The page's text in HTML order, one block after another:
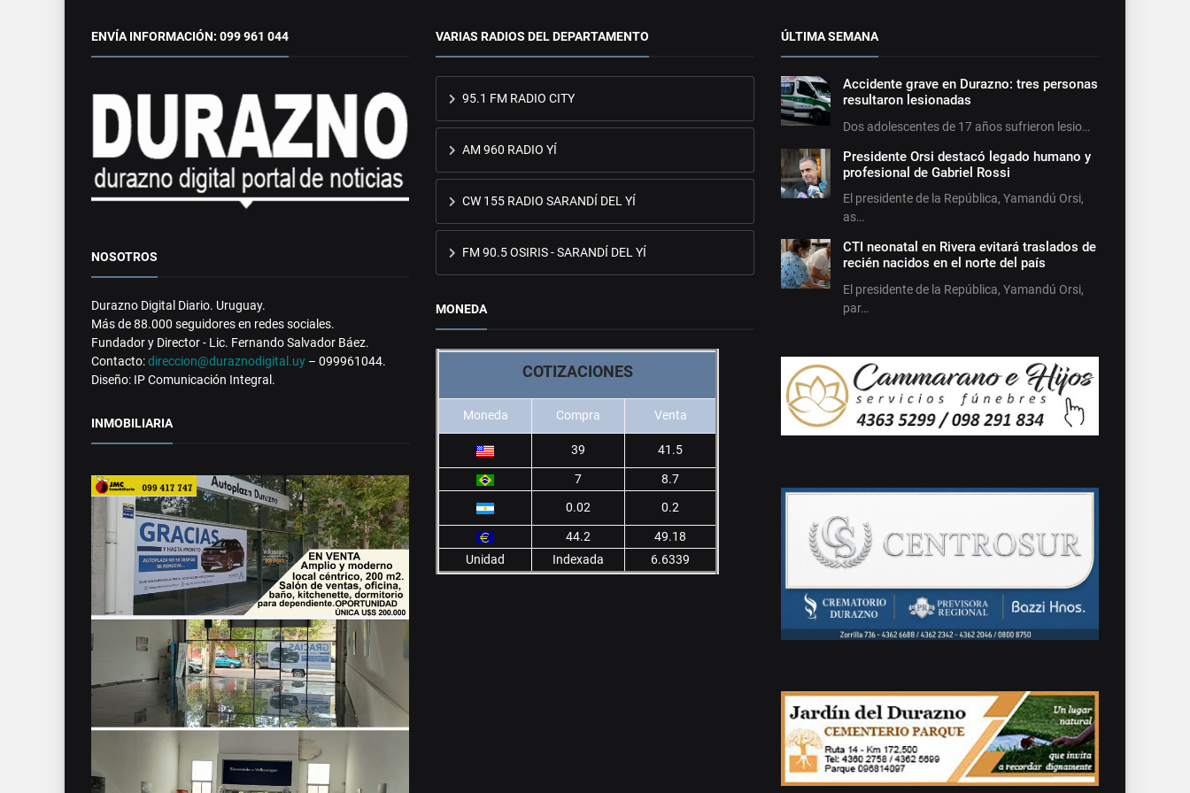
ENVÍA INFORMACIÓN: 099 961 044
NOSOTROS
Durazno Digital Diario. Uruguay.
Más de 88.000 seguidores en redes sociales.
Fundador y Director - Lic. Fernando Salvador Báez.
Contacto:direccion@duraznodigital.uy – 099961044.
Diseño: IP Comunicación Integral.
INMOBILIARIA
VARIAS RADIOS DEL DEPARTAMENTO
95.1 FM RADIO CITY
AM 960 RADIO YÍ
CW 155 RADIO SARANDÍ DEL YÍ
FM 90.5 OSIRIS - SARANDÍ DEL YÍ
MONEDA
COTIZACIONES
Moneda Compra Venta
39 41.5
7
8.7
0.02
0.2
44.2
49.18
Unidad
Indexada 6.6339
ÚLTIMA SEMANA
Accidente grave en Durazno: tres personas
resultaron lesionadas
Dos adolescentes de 17 años sufrieron lesio…
Presidente Orsi destacó legado humano y
profesional de Gabriel Rossi
El presidente de la República, Yamandú Orsi,
as…
CTI neonatal en Rivera evitará traslados de
recién nacidos en el norte del país
El presidente de la República, Yamandú Orsi,
par…